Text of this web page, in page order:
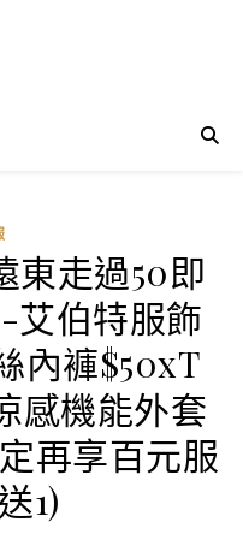
東走過50即
艾伯特服飾
內褲$50xT
感機能外套
再享百元服
1)